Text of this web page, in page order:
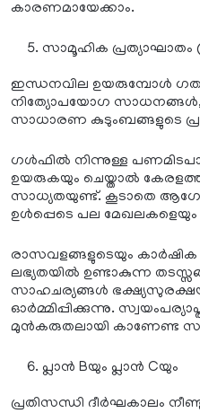
കാരണമായേക്കാം.
സാമൂഹിക പ്രത്യാഘാതം
ഇന്ധനവില ഉയരുമ്പോൾ
നിത്യോപയോഗ സാധനങ്ങൾ,
സാധാരണ കുടുംബങ്ങളുടെ
ഗൾഫിൽ നിന്നുള്ള
ഉയരുകയും ചെയ്താൽ
സാധ്യതയുണ്ട്. കൂടാതെ
ഉൾപ്പെടെ പല
രാസവളങ്ങളുടെയും
ലഭ്യതയിൽ ഉണ്ടാകുന്ന
സാഹചര്യങ്ങൾ
ഓർമ്മിപ്പിക്കുന്നു.
മുൻകരുതലായി കാണേണ്ട
പ്ലാൻ Bയും പ്ലാൻ Cയും
പ്രതിസന്ധി ദീർഘകാലം